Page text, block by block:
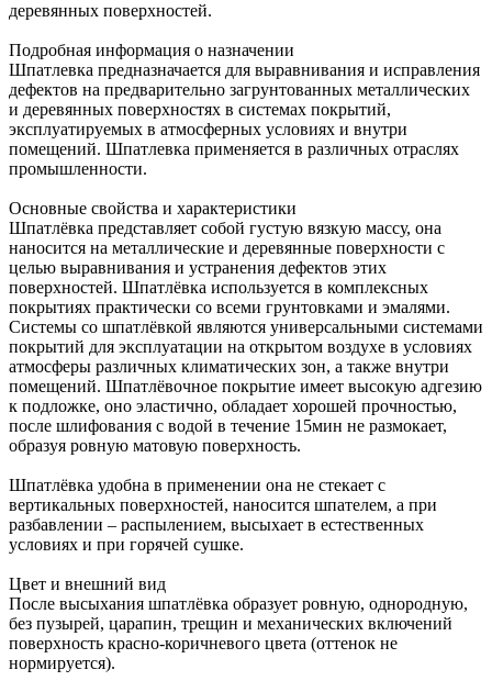
деревянных поверхностей.
Подробная информация о назначении
Шпатлевка предназначается для выравнивания и исправления
дефектов на предварительно загрунтованных металлических
и деревянных поверхностях в системах покрытий,
эксплуатируемых в атмосферных условиях и внутри
помещений. Шпатлевка применяется в различных отраслях
промышленности.
Основные свойства и характеристики
Шпатлёвка представляет собой густую вязкую массу, она
наносится на металлические и деревянные поверхности с
целью выравнивания и устранения дефектов этих
поверхностей. Шпатлёвка используется в комплексных
покрытиях практически со всеми грунтовками и эмалями.
Системы со шпатлёвкой являются универсальными системами
покрытий для эксплуатации на открытом воздухе в условиях
атмосферы различных климатических зон, а также внутри
помещений. Шпатлёвочное покрытие имеет высокую адгезию
к подложке, оно эластично, обладает хорошей прочностью,
после шлифования с водой в течение 15мин не размокает,
образуя ровную матовую поверхность.
Шпатлёвка удобна в применении она не стекает с
вертикальных поверхностей, наносится шпателем, а при
разбавлении – распылением, высыхает в естественных
условиях и при горячей сушке.
Цвет и внешний вид
После высыхания шпатлёвка образует ровную, однородную,
без пузырей, царапин, трещин и механических включений
поверхность красно-коричневого цвета (оттенок не
нормируется).